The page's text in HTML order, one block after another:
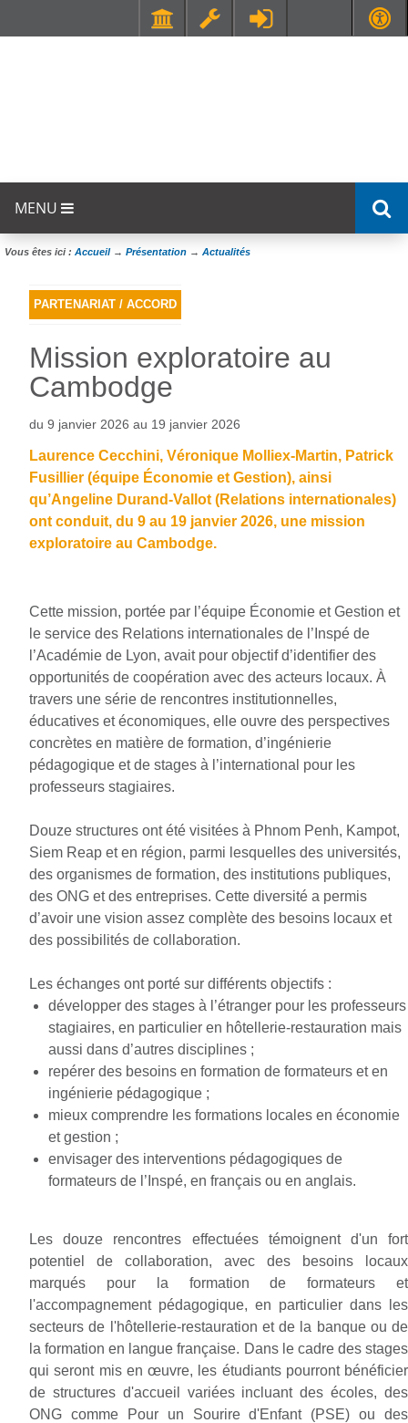
MENU
Vous êtes ici : Accueil→ Présentation → Actualités
PARTENARIAT / ACCORD
Mission exploratoire au
Cambodge
du 9 janvier 2026 au 19 janvier 2026
Laurence Cecchini, Véronique Molliex-Martin, Patrick
Fusillier (équipe Économie et Gestion), ainsi
qu’Angeline Durand-Vallot (Relations internationales)
ont conduit, du 9 au 19 janvier 2026, une mission
exploratoire au Cambodge.
Cette mission, portée par l’équipe Économie et Gestion et
le service des Relations internationales de l’Inspé de
l’Académie de Lyon, avait pour objectif d’identifier des
opportunités de coopération avec des acteurs locaux. À
travers une série de rencontres institutionnelles,
éducatives et économiques, elle ouvre des perspectives
concrètes en matière de formation, d’ingénierie
pédagogique et de stages à l’international pour les
professeurs stagiaires.
Douze structures ont été visitées à Phnom Penh, Kampot,
Siem Reap et en région, parmi lesquelles des universités,
des organismes de formation, des institutions publiques,
des ONG et des entreprises. Cette diversité a permis
d’avoir une vision assez complète des besoins locaux et
des possibilités de collaboration.
Les échanges ont porté sur différents objectifs :
développer des stages à l’étranger pour les professeurs
stagiaires, en particulier en hôtellerie-restauration mais
aussi dans d’autres disciplines ;
repérer des besoins en formation de formateurs et en
ingénierie pédagogique ;
mieux comprendre les formations locales en économie
et gestion ;
envisager des interventions pédagogiques de
formateurs de l’Inspé, en français ou en anglais.
Les douze rencontres effectuées témoignent d'un fort
potentiel de collaboration, avec des besoins locaux
marqués pour la formation de formateurs et
l'accompagnement pédagogique, en particulier dans les
secteurs de l'hôtellerie-restauration et de la banque ou de
la formation en langue française. Dans le cadre des stages
qui seront mis en œuvre, les étudiants pourront bénéficier
de structures d'accueil variées incluant des écoles, des
ONG comme Pour un Sourire d'Enfant (PSE) ou des